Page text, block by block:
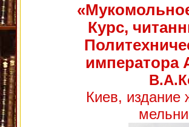
Курс,
императора
Киев, издание